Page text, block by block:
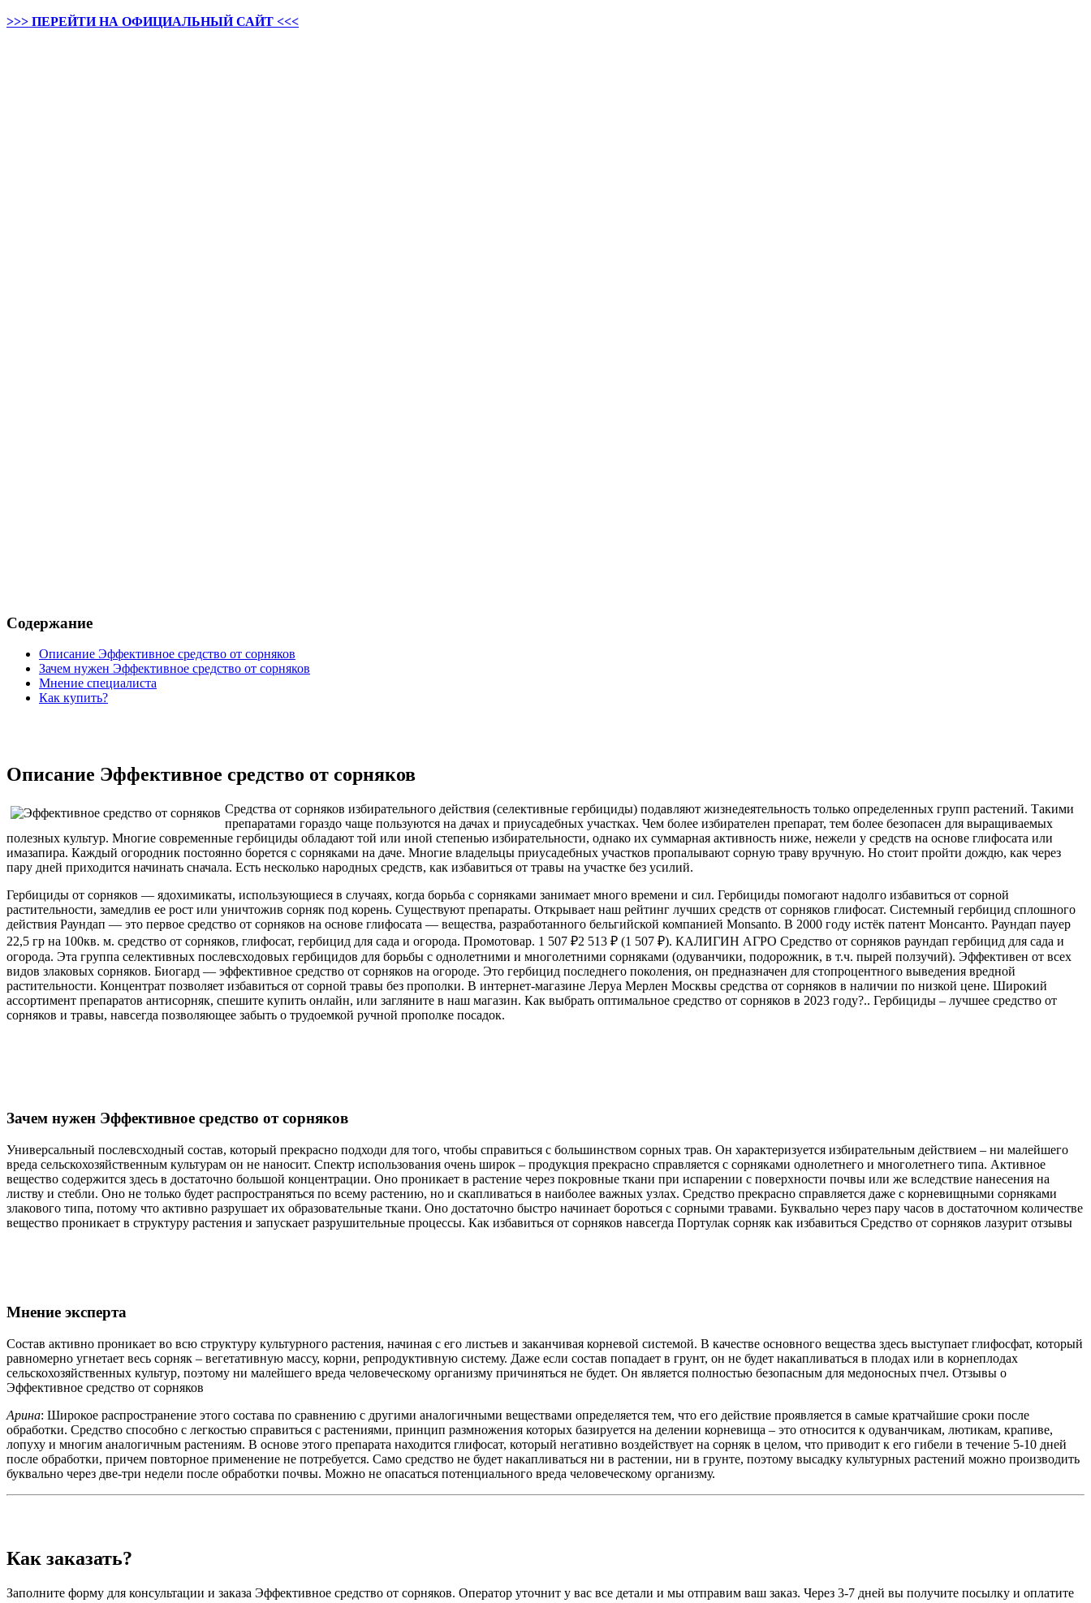
>>> ПЕРЕЙТИ НА ОФИЦИАЛЬНЫЙ САЙТ <<<
Содержание
Описание Эффективное средство от сорняков
Зачем нужен Эффективное средство от сорняков
Мнение специалиста
Как купить?
Описание Эффективное средство от сорняков
Средства от сорняков избирательного действия (селективные гербициды) подавляют жизнедеятельность только определенных групп растений. Такими
препаратами гораздо чаще пользуются на дачах и приусадебных участках. Чем более избирателен препарат, тем более безопасен для выращиваемых
полезных культур. Многие современные гербициды обладают той или иной степенью избирательности, однако их суммарная активность ниже, нежели у средств на основе глифосата или
имазапира. Каждый огородник постоянно борется с сорняками на даче. Многие владельцы приусадебных участков пропалывают сорную траву вручную. Но стоит пройти дождю, как через
пару дней приходится начинать сначала. Есть несколько народных средств, как избавиться от травы на участке без усилий.
Гербициды от сорняков — ядохимикаты, использующиеся в случаях, когда борьба с сорняками занимает много времени и сил. Гербициды помогают надолго избавиться от сорной
растительности, замедлив ее рост или уничтожив сорняк под корень. Существуют препараты. Открывает наш рейтинг лучших средств от сорняков глифосат. Системный гербицид сплошного
действия Раундап — это первое средство от сорняков на основе глифосата — вещества, разработанного бельгийской компанией Monsanto. В 2000 году истёк патент Монсанто. Раундап пауер
22,5 гр на 100кв. м. средство от сорняков, глифосат, гербицид для сада и огорода. Промотовар. 1 507 ₽2 513 ₽ (1 507 ₽). КАЛИГИН АГРО Средство от сорняков раундап гербицид для сада и
огорода. Эта группа селективных послевсходовых гербицидов для борьбы с однолетними и многолетними сорняками (одуванчики, подорожник, в т.ч. пырей ползучий). Эффективен от всех
видов злаковых сорняков. Биогард — эффективное средство от сорняков на огороде. Это гербицид последнего поколения, он предназначен для стопроцентного выведения вредной
растительности. Концентрат позволяет избавиться от сорной травы без прополки. В интернет-магазине Леруа Мерлен Москвы средства от сорняков в наличии по низкой цене. Широкий
ассортимент препаратов антисорняк, спешите купить онлайн, или загляните в наш магазин. Как выбрать оптимальное средство от сорняков в 2023 году?.. Гербициды – лучшее средство от
сорняков и травы, навсегда позволяющее забыть о трудоемкой ручной прополке посадок.
Зачем нужен Эффективное средство от сорняков
Универсальный послевсходный состав, который прекрасно подходи для того, чтобы справиться с большинством сорных трав. Он характеризуется избирательным действием – ни малейшего
вреда сельскохозяйственным культурам он не наносит. Спектр использования очень широк – продукция прекрасно справляется с сорняками однолетнего и многолетнего типа. Активное
вещество содержится здесь в достаточно большой концентрации. Оно проникает в растение через покровные ткани при испарении с поверхности почвы или же вследствие нанесения на
листву и стебли. Оно не только будет распространяться по всему растению, но и скапливаться в наиболее важных узлах. Средство прекрасно справляется даже с корневищными сорняками
злакового типа, потому что активно разрушает их образовательные ткани. Оно достаточно быстро начинает бороться с сорными травами. Буквально через пару часов в достаточном количестве
вещество проникает в структуру растения и запускает разрушительные процессы. Как избавиться от сорняков навсегда Портулак сорняк как избавиться Средство от сорняков лазурит отзывы
Мнение эксперта
Состав активно проникает во всю структуру культурного растения, начиная с его листьев и заканчивая корневой системой. В качестве основного вещества здесь выступает глифосфат, который
равномерно угнетает весь сорняк – вегетативную массу, корни, репродуктивную систему. Даже если состав попадает в грунт, он не будет накапливаться в плодах или в корнеплодах
сельскохозяйственных культур, поэтому ни малейшего вреда человеческому организму причиняться не будет. Он является полностью безопасным для медоносных пчел. Отзывы о
Эффективное средство от сорняков
Арина: Широкое распространение этого состава по сравнению с другими аналогичными веществами определяется тем, что его действие проявляется в самые кратчайшие сроки после
обработки. Средство способно с легкостью справиться с растениями, принцип размножения которых базируется на делении корневища – это относится к одуванчикам, лютикам, крапиве,
лопуху и многим аналогичным растениям. В основе этого препарата находится глифосат, который негативно воздействует на сорняк в целом, что приводит к его гибели в течение 5-10 дней
после обработки, причем повторное применение не потребуется. Само средство не будет накапливаться ни в растении, ни в грунте, поэтому высадку культурных растений можно производить
буквально через две-три недели после обработки почвы. Можно не опасаться потенциального вреда человеческому организму.
Как заказать?
Заполните форму для консультации и заказа Эффективное средство от сорняков. Оператор уточнит у вас все детали и мы отправим ваш заказ. Через 3-7 дней вы получите посылку и оплатите